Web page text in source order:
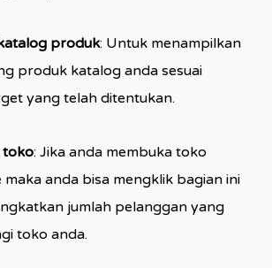
produk: Untuk menampilkan
produk katalog anda sesuai
yang telah ditentukan.
toko: Jika anda membuka toko
anda bisa mengklik bagian ini
jumlah pelanggan yang
toko anda.